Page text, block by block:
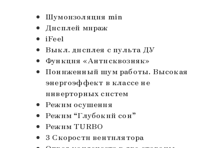
Шумоизоляция min
Дисплей мираж
iFeel
Выкл. дисплея с пульта ДУ
Функция «Антисквозняк»
Пониженный шум работы. Высокая
энергоэффект в классе не
инверторных систем
Режим осушения
Режим “Глубокий сон”
Режим TURBO
3 Скорости вентилятора